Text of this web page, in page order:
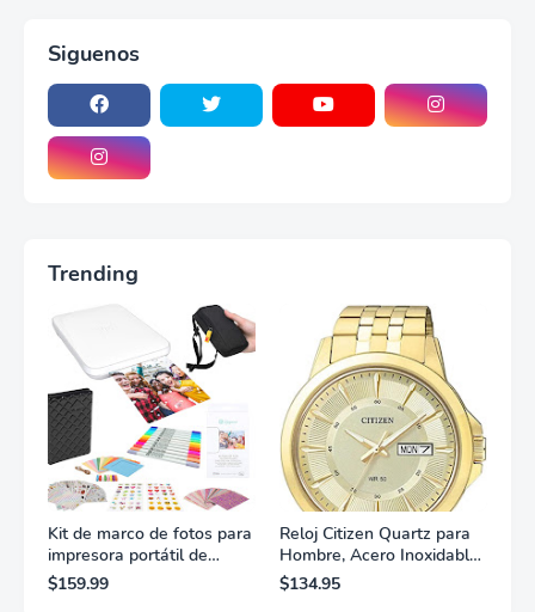
Siguenos
Trending
Kit de marco de fotos para
impresora portátil de
fotografías y vídeos
Lifeprint 3x4,5 (blanca)
$159.99
Reloj Citizen Quartz para
Hombre, Acero Inoxidable,
Clásico, Dorado
$134.95